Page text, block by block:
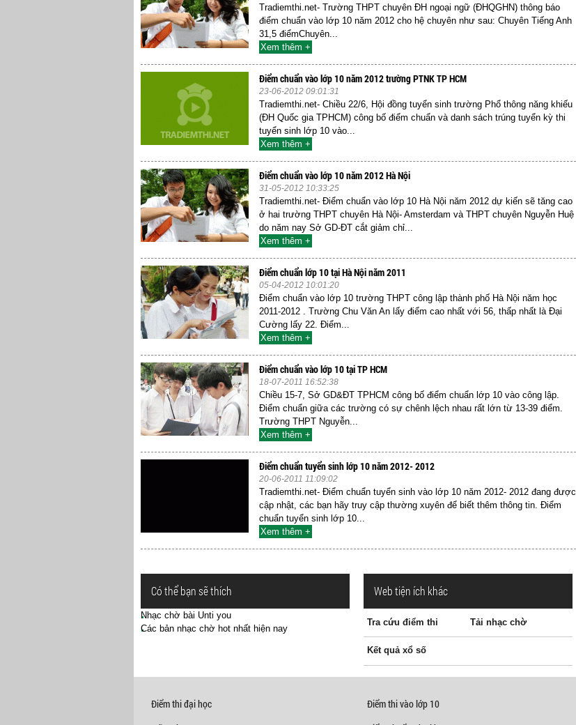
Tradiemthi.net- Trường THPT chuyên ĐH ngoại ngữ (ĐHQGHN) thông báo
điểm chuẩn vào lớp 10 năm 2012 cho hệ chuyên như sau: Chuyên Tiếng Anh
31,5 điểmChuyên...
Xem thêm +
Điểm chuẩn vào lớp 10 năm 2012 trường PTNK TP HCM
23-06-2012 09:01:31
Tradiemthi.net- Chiều 22/6, Hội đồng tuyển sinh trường Phổ thông năng khiếu
(ĐH Quốc gia TPHCM) công bố điểm chuẩn và danh sách trúng tuyển kỳ thi
tuyển sinh lớp 10 vào...
Xem thêm +
Điểm chuẩn vào lớp 10 năm 2012 Hà Nội
31-05-2012 10:33:25
Tradiemthi.net- Điểm chuẩn vào lớp 10 Hà Nội năm 2012 dự kiến sẽ tăng cao
ở hai trường THPT chuyên Hà Nội- Amsterdam và THPT chuyên Nguyễn Huệ
do năm nay Sở GD-ĐT cắt giảm chỉ...
Xem thêm +
Điểm chuẩn lớp 10 tại Hà Nội năm 2011
05-04-2012 10:01:20
Điểm chuẩn vào lớp 10 trường THPT công lập thành phố Hà Nội năm học
2011-2012 . Trường Chu Văn An lấy điểm cao nhất với 56, thấp nhất là Đại
Cường lấy 22. Điểm...
Xem thêm +
Điểm chuẩn vào lớp 10 tại TP HCM
18-07-2011 16:52:38
Chiều 15-7, Sở GD&ĐT TPHCM công bố điểm chuẩn lớp 10 vào công lập.
Điểm chuẩn giữa các trường có sự chênh lệch nhau rất lớn từ 13-39 điểm.
Trường THPT Nguyễn...
Xem thêm +
Điểm chuẩn tuyển sinh lớp 10 năm 2012- 2012
20-06-2011 11:09:02
Tradiemthi.net- Điểm chuẩn tuyển sinh vào lớp 10 năm 2012- 2012 đang được
cập nhật, các bạn hãy truy cập thường xuyên để biết thêm thông tin. Điểm
chuẩn tuyển sinh lớp 10...
Xem thêm +
Có thể bạn sẽ thích
Nhạc chờ bài Unti you
Các bản nhạc chờ hot nhất hiện nay
Web tiện ích khác
Tra cứu điểm thi Tải nhạc chờ
Kết quả xổ số
Điểm thi đại học Điểm thi vào lớp 10